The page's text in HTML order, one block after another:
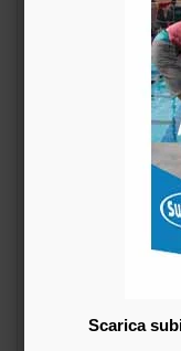
Esercizi
Scarica